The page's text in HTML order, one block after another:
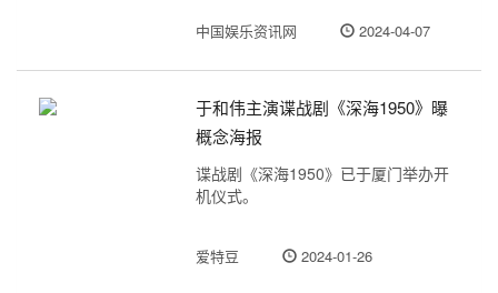
中国娱乐资讯网 2024-04-07
于和伟主演谍战剧《深海1950》曝
概念海报
谍战剧《深海1950》已于厦门举办开
机仪式。
爱特豆 2024-01-26